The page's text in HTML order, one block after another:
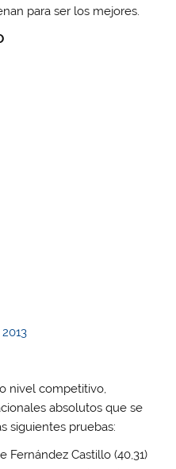
para ser los mejores.
nivel competitivo,
absolutos que se
siguientes pruebas:
Fernández Castillo (40,31)